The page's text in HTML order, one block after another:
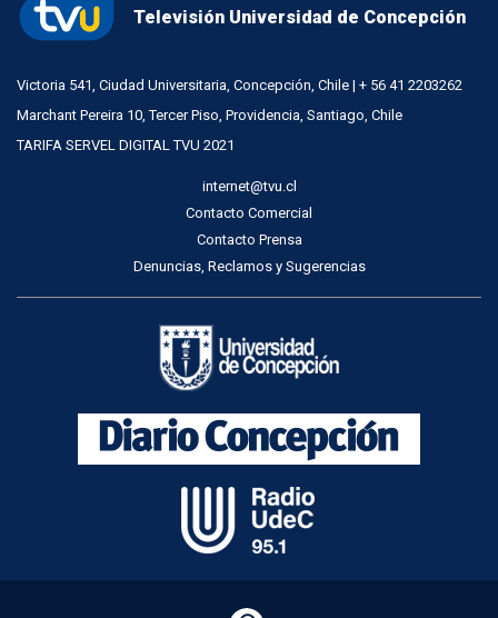
Televisión Universidad de Concepción
Victoria 541, Ciudad Universitaria, Concepción, Chile | + 56 41 2203262
Marchant Pereira 10, Tercer Piso, Providencia, Santiago, Chile
TARIFA SERVEL DIGITAL TVU 2021
internet@tvu.cl
Contacto Comercial
Contacto Prensa
Denuncias, Reclamos y Sugerencias